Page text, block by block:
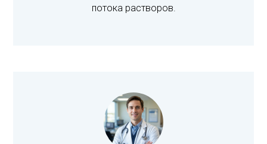
потока растворов.